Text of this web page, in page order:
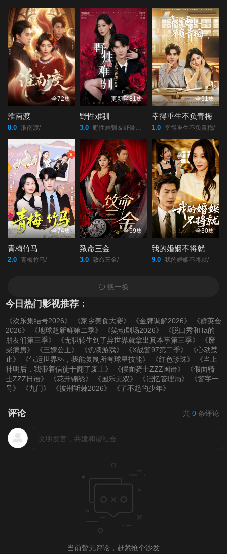
全72集
淮南渡
8.0 淮南渡/
更新至81集
野性难驯
3.0 野性难驯＆野骨难驯/
全91集
幸得重生不负青梅
1.0 幸得重生不负青梅/
全74集
青梅竹马
2.0 青梅竹马/
全59集
致命三金
3.0 致命三金/
全30集
我的婚姻不将就
9.0 我的婚姻不将就/
换一换
今日热门影视推荐：
《欢乐集结号2026》 《家乡美食大赛》 《金牌调解2026》
《群英会
2026》
《地球超新鲜第二季》 《笑动剧场2026》
《脱口秀和Ta的
朋友们第三季》
《无职转生到了异世界就拿出真本事第三季》
《废
柴病房》
《三嫁公主》 《饥饿游戏》 《X战警97第二季》
《心动禁
止》
《气运世界杯，我能复制所有球星技能》 《红色珍珠》
《当上
神明后，我带着信徒干翻了废土》
《假面骑士ZZZ国语》
《假面骑
士ZZZ日语》
《花开锦绣》 《国乐无双》 《记忆管理局》
《警字一
号》
《九门》 《披荆斩棘2026》 《了不起的少年》
评论 共 0 条评论
当前暂无评论，赶紧抢个沙发